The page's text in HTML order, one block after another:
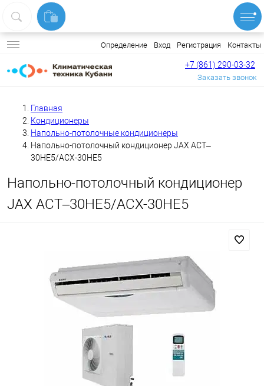
Определение Вход Регистрация Контакты
+7 (861) 290-03-32
Заказать звонок
Главная
Кондиционеры
Напольно-потолочные кондиционеры
Напольно-потолочный кондиционер JAX ACT–
30HE5/ACX-30НE5
Напольно-потолочный кондиционер
JAX ACT–30HE5/ACX-30НE5